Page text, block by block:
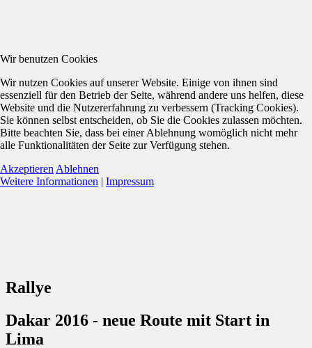
Rallye
Dakar 2016 - neue Route mit Start in
Lima
Wir benutzen Cookies
Wir nutzen Cookies auf unserer Website. Einige von ihnen sind
essenziell für den Betrieb der Seite, während andere uns helfen, diese
Website und die Nutzererfahrung zu verbessern (Tracking Cookies).
Sie können selbst entscheiden, ob Sie die Cookies zulassen möchten.
Bitte beachten Sie, dass bei einer Ablehnung womöglich nicht mehr
alle Funktionalitäten der Seite zur Verfügung stehen.
Akzeptieren Ablehnen
Weitere Informationen | Impressum